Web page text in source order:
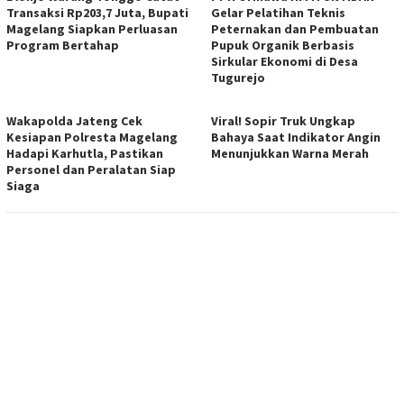
Transaksi Rp203,7 Juta, Bupati
Magelang Siapkan Perluasan
Program Bertahap
Gelar Pelatihan Teknis
Peternakan dan Pembuatan
Pupuk Organik Berbasis
Sirkular Ekonomi di Desa
Tugurejo
Wakapolda Jateng Cek
Kesiapan Polresta Magelang
Hadapi Karhutla, Pastikan
Personel dan Peralatan Siap
Siaga
Viral! Sopir Truk Ungkap
Bahaya Saat Indikator Angin
Menunjukkan Warna Merah